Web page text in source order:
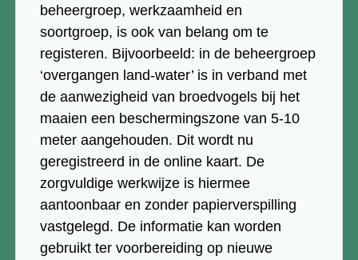
beheergroep, werkzaamheid en
soortgroep, is ook van belang om te
registeren. Bijvoorbeeld: in de beheergroep
‘overgangen land-water’ is in verband met
de aanwezigheid van broedvogels bij het
maaien een beschermingszone van 5-10
meter aangehouden. Dit wordt nu
geregistreerd in de online kaart. De
zorgvuldige werkwijze is hiermee
aantoonbaar en zonder papierverspilling
vastgelegd. De informatie kan worden
gebruikt ter voorbereiding op nieuwe